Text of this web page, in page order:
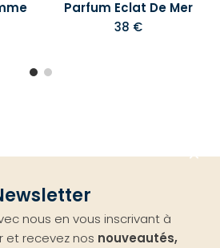
Parfum Eclat De Mer
38 €
nous en vous inscrivant à
et recevez nos nouveautés,